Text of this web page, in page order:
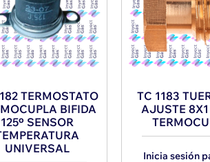
TERMOSTATO
BIFIDA
125º SENSOR
UNIVERSAL
TC 1183
AJUSTE
Inicia sesión